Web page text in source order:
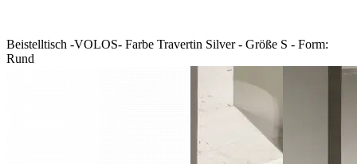
Beistelltisch -VOLOS- Farbe Travertin Silver - Größe S - Form:
Rund